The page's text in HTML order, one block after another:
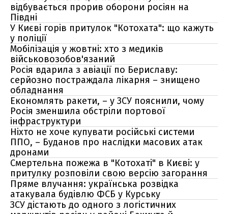
відбувається прорив оборони росіян на
Півдні
У Києві горів притулок "Котохата": що кажуть
у поліції
Мобілізація у жовтні: хто з медиків
військовозобов'язаний
Росія вдарила з авіації по Бериславу:
серйозно постраждала лікарня – знищено
обладнання
Економлять ракети, – у ЗСУ пояснили, чому
Росія зменшила обстріли портової
інфраструктури
Ніхто не хоче купувати російські системи
ППО, – Буданов про наслідки масових атак
дронами
Смертельна пожежа в "Котохаті" в Києві: у
притулку розповіли свою версію загорання
Пряме влучання: українська розвідка
атакувала будівлю ФСБ у Курську
ЗСУ дістають до одного з логістичних